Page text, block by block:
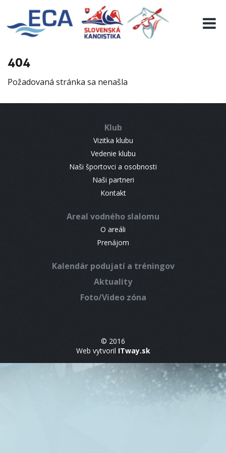
404
Požadovaná stránka sa nenašla
Klub
Vizitka klubu
Vedenie klubu
Naši športovci a osobnosti
Naši partneri
Kontakt
Areal vodného slalomu
O areáli
Prenájom
Kalendár podujatí a tréningov
Aktuality
Foto/Video zóna
© 2016
Web vytvoril ITway.sk
EURO 19
INFO
RESULTS
CONTACT